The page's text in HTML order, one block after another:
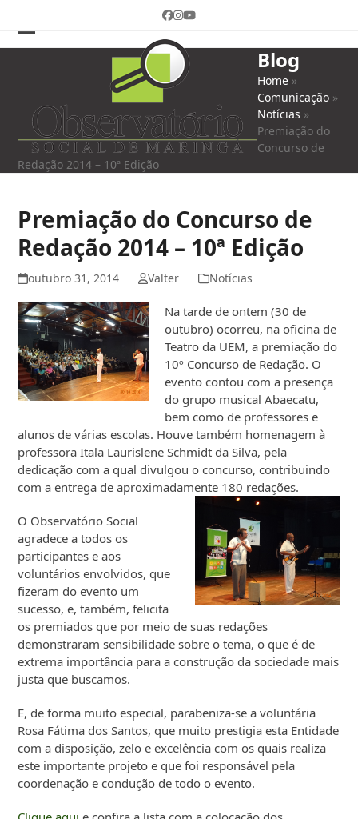
Facebook
Instagram
YouTube
Open
menu
Close
menu
Blog
Home »
Comunicação »
Notícias »
Premiação do
Concurso de
Redação 2014 – 10ª Edição
Premiação do Concurso de
Redação 2014 – 10ª Edição
outubro 31, 2014 Valter Notícias
Na tarde de ontem (30 de
outubro) ocorreu, na oficina de
Teatro da UEM, a premiação do
10º Concurso de Redação. O
evento contou com a presença
do grupo musical Abaecatu,
bem como de professores e
alunos de várias escolas. Houve também homenagem à
professora Itala Laurislene Schmidt da Silva, pela
dedicação com a qual divulgou o concurso, contribuindo
com a entrega de aproximadamente 180 redações.
O Observatório Social
agradece a todos os
participantes e aos
voluntários envolvidos, que
fizeram do evento um
sucesso, e, também, felicita
os premiados que por meio de suas redações
demonstraram sensibilidade sobre o tema, o que é de
extrema importância para a construção da sociedade mais
justa que buscamos.
E, de forma muito especial, parabeniza-se a voluntária
Rosa Fátima dos Santos, que muito prestigia esta Entidade
com a disposição, zelo e excelência com os quais realiza
este importante projeto e que foi responsável pela
coordenação e condução de todo o evento.